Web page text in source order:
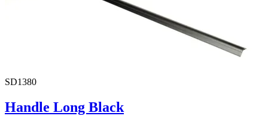
SD1380
Handle Long Black